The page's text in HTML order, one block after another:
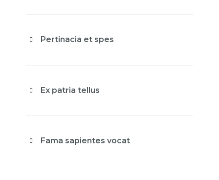
Pertinacia et spes
Ex patria tellus
Fama sapientes vocat